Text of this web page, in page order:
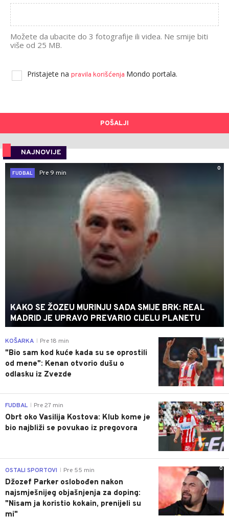
Možete da ubacite do 3 fotografije ili videa. Ne smije biti
više od 25 MB.
Pristajete na pravila korišćenja Mondo portala.
POŠALJI
NAJNOVIJE
0
FUDBAL
Pre 9 min
KAKO SE ŽOZEU MURINJU SADA SMIJE BRK: REAL
MADRID JE UPRAVO PREVARIO CIJELU PLANETU
0
KOŠARKA Pre 18 min
"Bio sam kod kuće kada su se oprostili
od mene": Kenan otvorio dušu o
odlasku iz Zvezde
0
FUDBAL Pre 27 min
Obrt oko Vasilija Kostova: Klub kome je
bio najbliži se povukao iz pregovora
0
OSTALI SPORTOVI Pre 55 min
Džozef Parker oslobođen nakon
najsmješnijeg objašnjenja za doping:
"Nisam ja koristio kokain, prenijeli su
mi"